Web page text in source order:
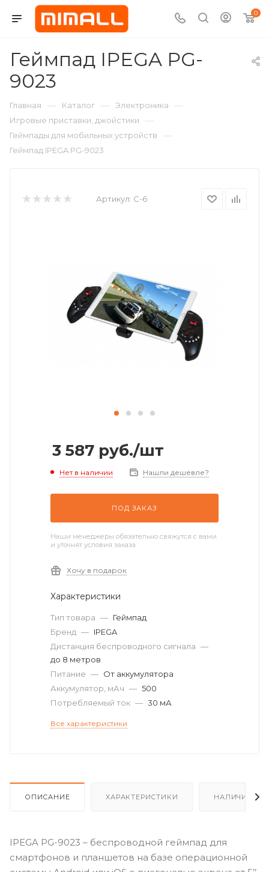
0
Геймпад IPEGA PG-
9023
Главная — Каталог — Электроника —
Игровые приставки, джойстики —
Геймпады для мобильных устройств —
Геймпад IPEGA PG-9023
Артикул: C-6
3 587 руб./шт
Нет в наличии Нашли дешевле?
ПОД ЗАКАЗ
Наши менеджеры обязательно свяжутся с вами
и уточнят условия заказа
Хочу в подарок
Характеристики
Тип товара — Геймпад
Бренд — IPEGA
Дистанция беспроводного сигнала —
до 8 метров
Питание — От аккумулятора
Аккумулятор, мАч — 500
Потребляемый ток — 30 мА
Все характеристики
ОПИСАНИЕ ХАРАКТЕРИСТИКИ НАЛИЧИЕ
IPEGA PG-9023 – беспроводной геймпад для
смартфонов и планшетов на базе операционной